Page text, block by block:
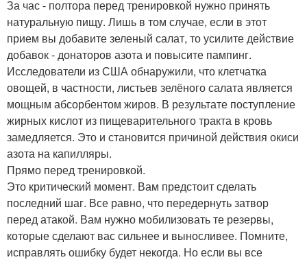
За час - полтора перед тренировкой нужно принять
натуральную пищу. Лишь в том случае, если в этот
прием вы добавите зеленый салат, то усилите действие
добавок - донаторов азота и повысите пампинг.
Исследователи из США обнаружили, что клетчатка
овощей, в частности, листьев зелёного салата является
мощным абсорбентом жиров. В результате поступление
жирных кислот из пищеварительного тракта в кровь
замедляется. Это и становится причиной действия окиси
азота на капилляры.
Прямо перед тренировкой.
Это критический момент. Вам предстоит сделать
последний шаг. Все равно, что передернуть затвор
перед атакой. Вам нужно мобилизовать те резервы,
которые сделают вас сильнее и выносливее. Помните,
исправлять ошибку будет некогда. Но если вы все